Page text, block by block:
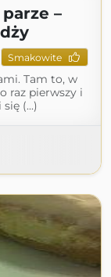
–
Smakowite
Tam to, w
raz pierwszy i
(...)